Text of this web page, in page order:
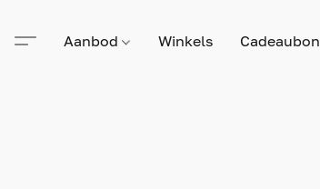
Aanbod Winkels Cadeaubon